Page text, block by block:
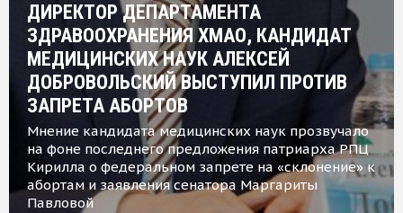
ДИРЕКТОР ДЕПАРТАМЕНТА
ЗДРАВООХРАНЕНИЯ ХМАО, КАНДИДАТ
МЕДИЦИНСКИХ НАУК АЛЕКСЕЙ
ДОБРОВОЛЬСКИЙ ВЫСТУПИЛ ПРОТИВ
ЗАПРЕТА АБОРТОВ
Мнение кандидата медицинских наук прозвучало
на фоне последнего предложения патриарха РПЦ
Кирилла о федеральном запрете на «склонение» к
абортам и заявления сенатора Маргариты
Павловой